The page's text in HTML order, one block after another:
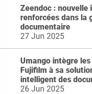
Zeendoc :
renforcées dans la
documentaire
27 Jun 2025
Umango intègre
Fujifilm à sa
intelligent des
26 Jun 2025